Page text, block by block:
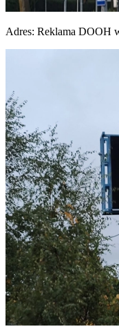
Adres: Reklama DOOH